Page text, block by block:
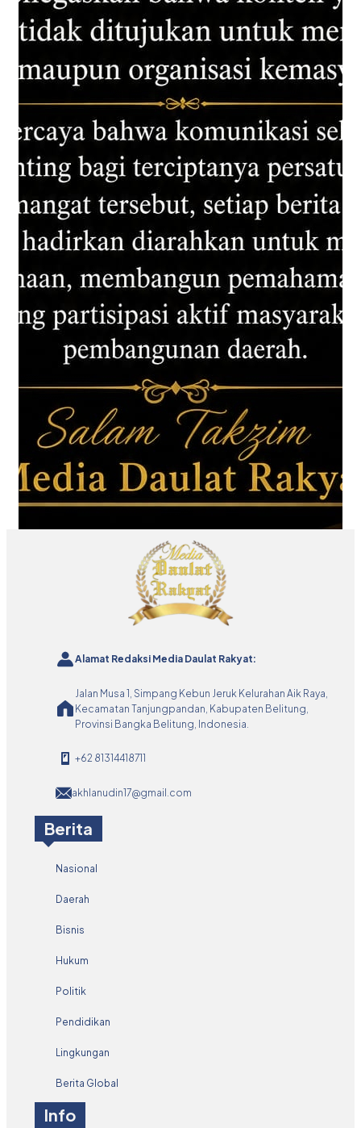
Alamat Redaksi Media Daulat Rakyat:
Jalan Musa 1, Simpang Kebun Jeruk Kelurahan Aik Raya,
Kecamatan Tanjungpandan, Kabupaten Belitung,
Provinsi Bangka Belitung, Indonesia.
+62 81314418711
akhlanudin17@gmail.com
Berita
Nasional
Daerah
Bisnis
Hukum
Politik
Pendidikan
Lingkungan
Berita Global
Info